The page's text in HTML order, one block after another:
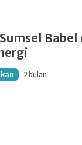
2 bulan